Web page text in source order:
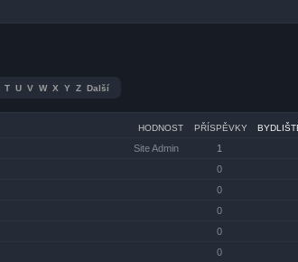
T U V W X Y Z Další
HODNOST PŘÍSPĚVKY
Site Admin 1
0
0
0
0
0